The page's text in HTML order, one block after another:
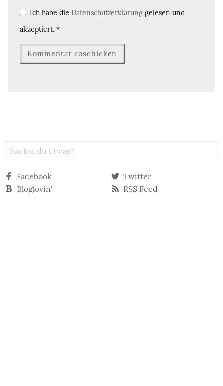
Ich habe die Datenschutzerklärung gelesen und
akzeptiert. *
Facebook
Twitter
Bloglovin‘
RSS Feed